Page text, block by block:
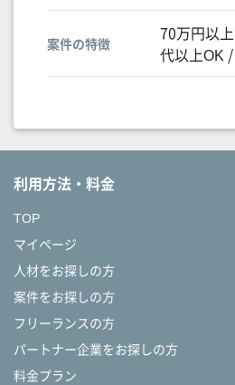
案件の特徴
70万円以
代以上OK
利用方法・料金
TOP
マイページ
人材をお探しの方
案件をお探しの方
フリーランスの方
パートナー企業をお探しの方
料金プラン